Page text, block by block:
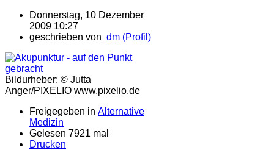
Donnerstag, 10 Dezember
2009 10:27
geschrieben von dm (Profil)
Bildurheber: © Jutta
Anger/PIXELIO www.pixelio.de
Freigegeben in Alternative
Medizin
Gelesen 7921 mal
Drucken